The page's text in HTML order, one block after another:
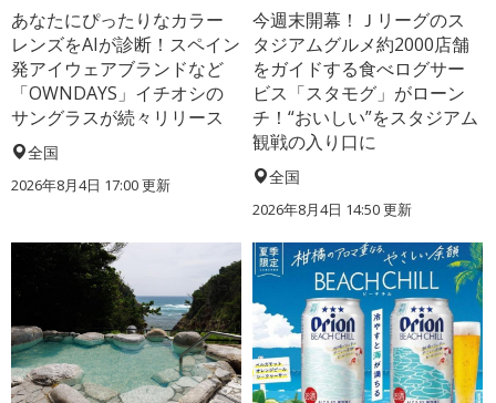
あなたにぴったりなカラー
レンズをAIが診断！スペイン
発アイウェアブランドなど
「OWNDAYS」イチオシの
サングラスが続々リリース
全国
2026年8月4日 17:00更新
今週末開幕！Ｊリーグのス
タジアムグルメ約2000店舗
をガイドする食べログサー
ビス「スタモグ」がローン
チ！“おいしい”をスタジアム
観戦の入り口に
全国
2026年8月4日 14:50更新